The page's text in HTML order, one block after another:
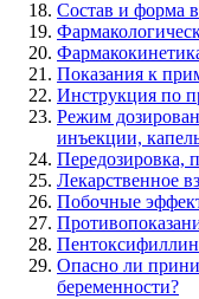
Состав и форма
Показания к
Инструкция по
Режим
инъекции,
Передозировка,
Лекарственное
Побочные
Опасно ли
беременности?